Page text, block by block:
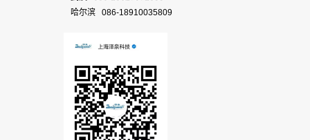
哈尔滨 086-18910035809